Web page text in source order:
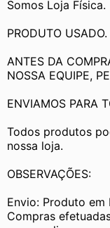
Somos Loja Física.
PRODUTO USADO.
ANTES DA
NOSSA EQUIPE,
ENVIAMOS PARA
Todos produtos
nossa loja.
OBSERVAÇÕES:
Envio: Produto em
Compras